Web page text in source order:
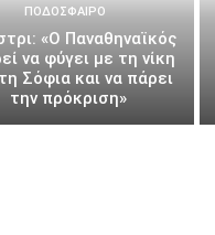
ΠΟΔΌΣΦΑΙΡΟ
«Ο Παναθηναϊκός
να φύγει με τη νίκη
Σόφια και να πάρει
την πρόκριση»